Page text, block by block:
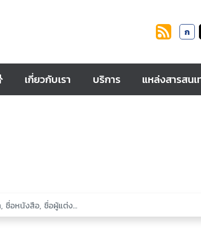
ก
เกี่ยวกับเรา บริการ แหล่งสารสน